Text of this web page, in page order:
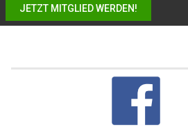
JETZT MITGLIED WERDEN!